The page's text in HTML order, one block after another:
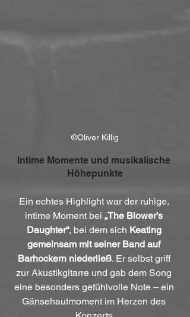
©Oliver Killig
Intime Momente und musikalische
Höhepunkte
Ein echtes Highlight war der ruhige,
intime Moment bei „The Blower’s
Daughter“, bei dem sich Keating
gemeinsam mit seiner Band auf
Barhockern niederließ. Er selbst griff
zur Akustikgitarre und gab dem Song
eine besonders gefühlvolle Note – ein
Gänsehautmoment im Herzen des